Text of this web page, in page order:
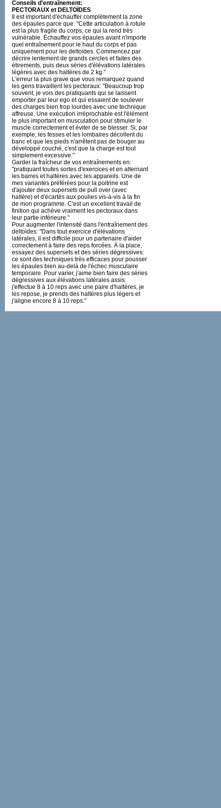
Conseils d'entraînement:
PECTORAUX et DELTOÏDES
Il est important d'échauffer complètement la zone
des épaules parce que: "Cette articulation à rotule
est la plus fragile du corps, ce qui la rend très
vulnérable. Échauffez vos épaules avant n'importe
quel entraînement pour le haut du corps et pas
uniquement pour les deltoïdes. Commencez par
décrire lentement de grands cercles et faites des
étirements, puis deux séries d'élévations latérales
légères avec des haltères de 2 kg."
L'erreur la plus grave que vous remarquez quand
les gens travaillent les pectoraux: "Beaucoup trop
souvent, je vois des pratiquants qui se laissent
emporter par leur ego et qui essaient de soulever
des charges bien trop lourdes avec une technique
affreuse. Une exécution irréprochable est l'élément
le plus important en musculation pour stimuler le
muscle correctement et éviter de se blesser. Si, par
exemple, les fesses et les lombaires décollent du
banc et que les pieds n'arrêtent pas de bouger au
développé couché, c'est que la charge est tout
simplement excessive."
Garder la fraîcheur de vos entraînements en:
"pratiquant toutes sortes d'exercices et en alternant
les barres et haltères avec les appareils. Une de
mes variantes préférées pour la poitrine est
d'ajouter deux supersets de pull over (avec
haltère) et d'écartés aux poulies vis-à-vis à la fin
de mon programme. C'est un excellent travail de
finition qui achève vraiment les pectoraux dans
leur partie inférieure."
Pour augmenter l'intensité dans l'entraînement des
deltoïdes: "Dans tout exercice d'élévations
latérales, il est difficile pour un partenaire d'aider
correctement à faire des reps forcées. À la place,
essayez des supersets et des séries dégressives:
ce sont des techniques très efficaces pour pousser
les épaules bien au-delà de l'échec musculaire
temporaire. Pour varier, j'aime bien faire des séries
dégressives aux élévations latérales assis:
j'effectue 8 à 10 reps avec une paire d'haltères, je
les repose, je prends des haltères plus légers et
j'aligne encore 8 à 10 reps."